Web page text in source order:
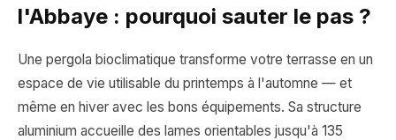
l'Abbaye : pourquoi sauter le pas ?
Une pergola bioclimatique transforme votre terrasse en un
espace de vie utilisable du printemps à l'automne — et
même en hiver avec les bons équipements. Sa structure
aluminium accueille des lames orientables jusqu'à 135